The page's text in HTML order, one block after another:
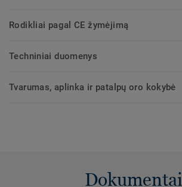
Rodikliai pagal CE žymėjimą
Techniniai duomenys
Tvarumas, aplinka ir patalpų oro kokybė
Dokumentai